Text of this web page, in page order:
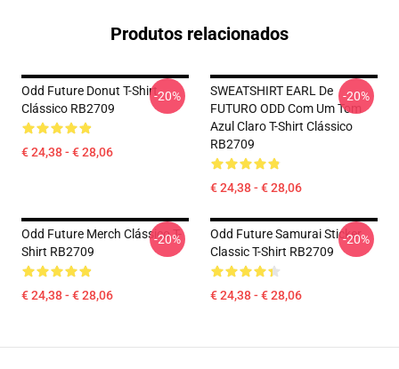
Produtos relacionados
Odd Future Donut T-Shirt
Clássico RB2709
€ 24,38 - € 28,06
-20%
SWEATSHIRT EARL De
FUTURO ODD Com Um Tom
Azul Claro T-Shirt Clássico
RB2709
€ 24,38 - € 28,06
-20%
Odd Future Merch Clássico T-
Shirt RB2709
€ 24,38 - € 28,06
-20%
Odd Future Samurai Sticker
Classic T-Shirt RB2709
€ 24,38 - € 28,06
-20%